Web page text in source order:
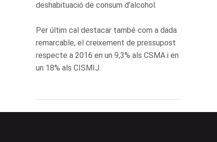
deshabituació de consum d’alcohol.
Per últim cal destacar també com a dada
remarcable, el creixement de pressupost
respecte a 2016 en un 9,3% als CSMA i en
un 18% als CISMIJ.